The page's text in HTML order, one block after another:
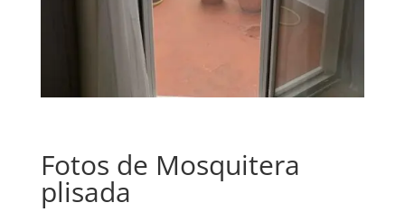
Fotos de Mosquitera
plisada